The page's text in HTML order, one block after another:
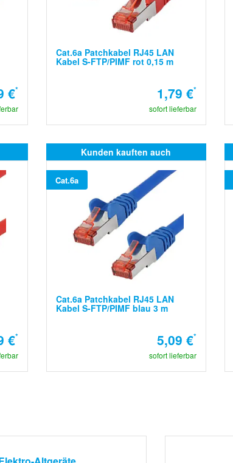
€*
Cat.6a Patchkabel RJ45 LAN
Kabel S-FTP/PIMF rot 0,15 m
1,79 €*
sofort lieferbar
€*
Kunden kauften auch
Cat.6a
Cat.6a Patchkabel RJ45 LAN
Kabel S-FTP/PIMF blau 3 m
5,09 €*
sofort lieferbar